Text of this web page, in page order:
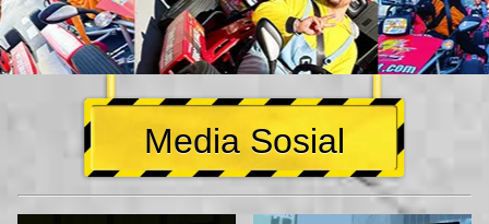
Media Sosial